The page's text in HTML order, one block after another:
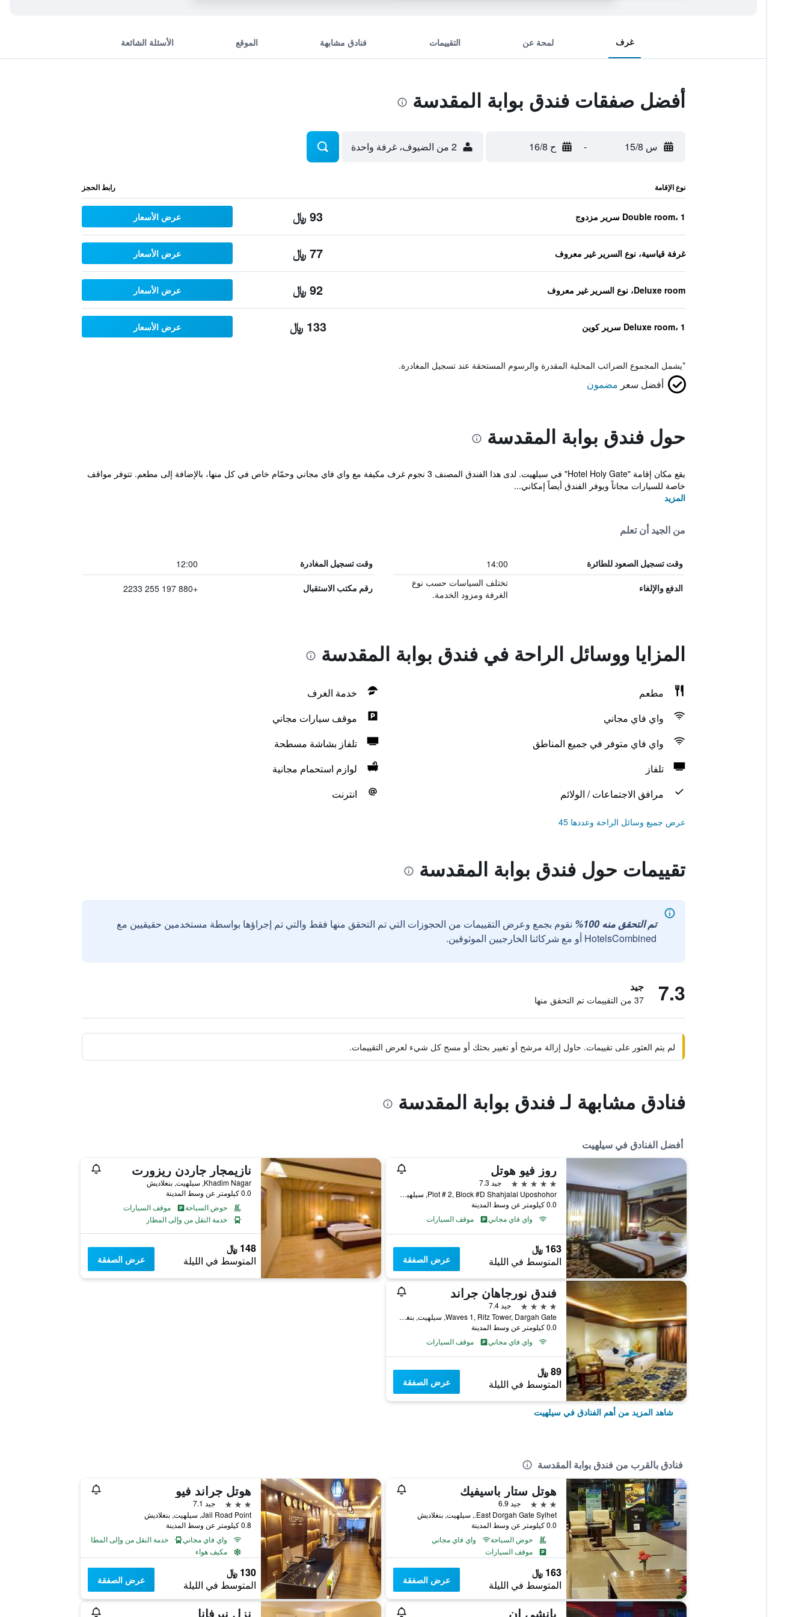
غرف لمحة عن التقييمات فنادق مشابهة الموقع الأسئلة الشائعة
أفضل صفقات فندق بوابة المقدسة
س 15/8 - ح 16/8 2 من الضيوف، غرفة واحدة
نوع الإقامة رابط الحجز
Double room، 1 سرير مزدوج 93 ﷼ عرض الأسعار
غرفة قياسية، نوع السرير غير معروف 77 ﷼ عرض الأسعار
Deluxe room، نوع السرير غير معروف 92 ﷼ عرض الأسعار
Deluxe room، 1 سرير كوين 133 ﷼ عرض الأسعار
*يشمل المجموع الضرائب المحلية المقدرة والرسوم المستحقة عند تسجيل المغادرة.
أفضل سعر مضمون
حول فندق بوابة المقدسة
يقع مكان إقامة "Hotel Holy Gate" في سيلهيت. لدى هذا الفندق المصنف 3 نجوم غرف مكيفة مع واي فاي مجاني وحمّام خاص في كل منها، بالإضافة إلى مطعم. تتوفر مواقف
خاصة للسيارات مجاناً ويوفر الفندق أيضاً إمكاني...
المزيد
من الجيد أن تعلم
وقت تسجيل الصعود للطائرة 14:00 وقت تسجيل المغادرة 12:00
الدفع والإلغاء
تختلف السياسات حسب نوع
الغرفة ومزود الخدمة.
رقم مكتب الاستقبال +880 197 255 2233
المزايا ووسائل الراحة في فندق بوابة المقدسة
مطعم
خدمة الغرف
واي فاي مجاني
موقف سيارات مجاني
واي فاي متوفر في جميع المناطق
تلفاز بشاشة مسطحة
تلفاز
لوازم استحمام مجانية
مرافق الاجتماعات / الولائم
انترنت
عرض جميع وسائل الراحة وعددها 45
تقييمات حول فندق بوابة المقدسة
تم التحقق منه 100%
نقوم بجمع وعرض التقييمات من الحجوزات التي تم التحقق منها فقط والتي تم إجراؤها بواسطة مستخدمين حقيقيين مع
HotelsCombined أو مع شركائنا الخارجيين الموثوقين.
7.3 جيد
37 من التقييمات تم التحقق منها
لم يتم العثور على تقييمات. حاول إزالة مرشح أو تغيير بحثك أو مسح كل شيء لعرض التقييمات.
فنادق مشابهة لـ فندق بوابة المقدسة
أفضل الفنادق في سيلهيت
روز فيو هوتل
5 نجوم
جيد 7.3
Plot # 2, Block #D Shahjalal Uposhohor, سيلهيت, بنغلاديش
0.0 كيلومتر عن وسط المدينة
واي فاي مجاني
موقف السيارات
163 ﷼
المتوسط في الليلة عرض الصفقة
نازيمجار جاردن ريزورت
Khadim Nagar, سيلهيت, بنغلاديش
0.0 كيلومتر عن وسط المدينة
حوض السباحة
موقف السيارات
خدمة النقل من وإلى المطار
148 ﷼
المتوسط في الليلة عرض الصفقة
فندق نورجاهان جراند
4 نجوم
جيد 7.4
Waves 1, Ritz Tower, Dargah Gate, سيلهيت, بنغلاديش
0.0 كيلومتر عن وسط المدينة
واي فاي مجاني
موقف السيارات
89 ﷼
المتوسط في الليلة عرض الصفقة
شاهد المزيد من أهم الفنادق في سيلهيت
فنادق بالقرب من فندق بوابة المقدسة
هوتل ستار باسيفيك
3 نجوم
جيد 6.9
East Dorgah Gate Sylhet., سيلهيت, بنغلاديش
0.0 كيلومتر عن وسط المدينة
حوض السباحة
واي فاي مجاني
موقف السيارات
163 ﷼
المتوسط في الليلة عرض الصفقة
هوتل جراند فيو
3 نجوم
جيد 7.1
Jail Road Point, سيلهيت, بنغلاديش
0.8 كيلومتر عن وسط المدينة
واي فاي مجاني
خدمة النقل من وإلى المطار
مكيف هواء
130 ﷼
المتوسط في الليلة عرض الصفقة
بانشي إن نزل نيرفانا